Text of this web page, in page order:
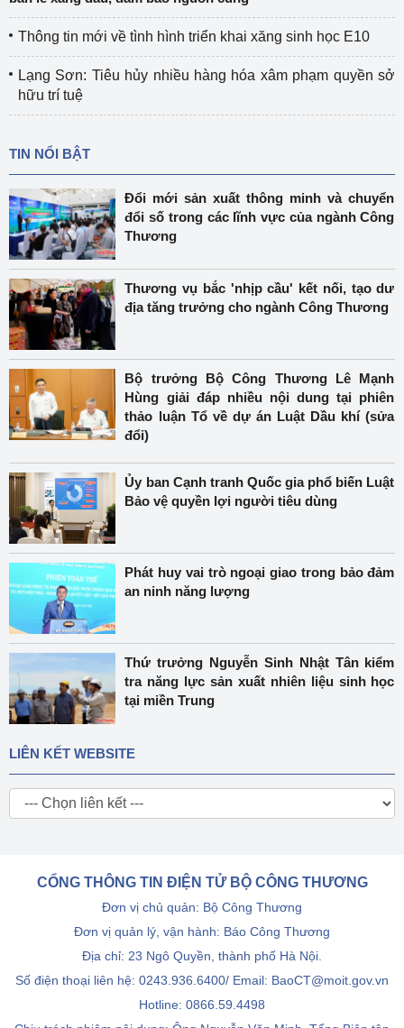
Thông tin mới về tình hình triển khai xăng sinh học E10
Lạng Sơn: Tiêu hủy nhiều hàng hóa xâm phạm quyền sở
hữu trí tuệ
TIN NỔI BẬT
Đổi mới sản xuất thông minh và chuyển
đổi số trong các lĩnh vực của ngành Công
Thương
Thương vụ bắc 'nhịp cầu' kết nối, tạo dư
địa tăng trưởng cho ngành Công Thương
Bộ trưởng Bộ Công Thương Lê Mạnh
Hùng giải đáp nhiều nội dung tại phiên
thảo luận Tổ về dự án Luật Dầu khí (sửa
đổi)
Ủy ban Cạnh tranh Quốc gia phổ biến Luật
Bảo vệ quyền lợi người tiêu dùng
Phát huy vai trò ngoại giao trong bảo đảm
an ninh năng lượng
Thứ trưởng Nguyễn Sinh Nhật Tân kiểm
tra năng lực sản xuất nhiên liệu sinh học
tại miền Trung
LIÊN KẾT WEBSITE
CỔNG THÔNG TIN ĐIỆN TỬ BỘ CÔNG THƯƠNG
Đơn vị chủ quản: Bộ Công Thương
Đơn vị quản lý, vận hành: Báo Công Thương
Địa chỉ: 23 Ngô Quyền, thành phố Hà Nội.
Số điện thoại liên hệ: 0243.936.6400/ Email: BaoCT@moit.gov.vn
Hotline: 0866.59.4498